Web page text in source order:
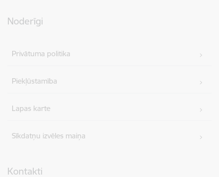
Noderīgi
Privātuma politika
Piekļūstamība
Lapas karte
Sīkdatņu izvēles maiņa
Kontakti